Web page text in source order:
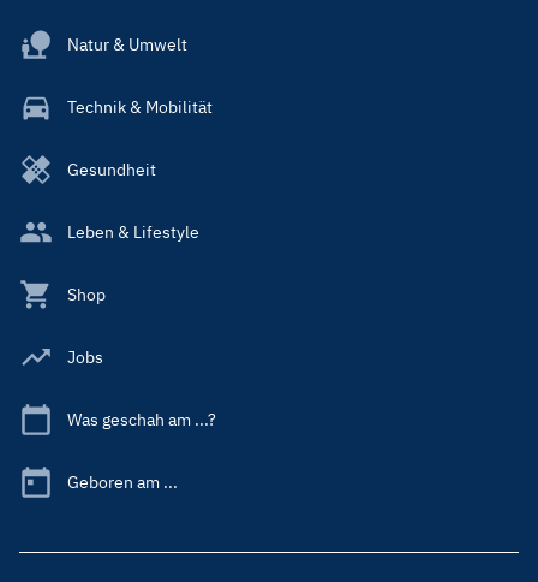
Natur & Umwelt
Technik & Mobilität
Gesundheit
Leben & Lifestyle
Shop
Jobs
Was geschah am ...?
Geboren am ...